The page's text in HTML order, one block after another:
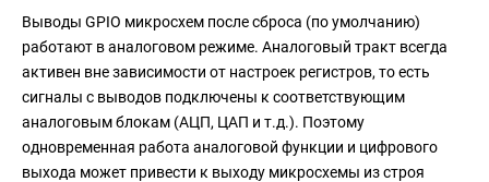
Выводы GPIO микросхем после сброса (по умолчанию)
работают в аналоговом режиме. Аналоговый тракт всегда
активен вне зависимости от настроек регистров, то есть
сигналы с выводов подключены к соответствующим
аналоговым блокам (АЦП, ЦАП и т.д.). Поэтому
одновременная работа аналоговой функции и цифрового
выхода может привести к выходу микросхемы из строя